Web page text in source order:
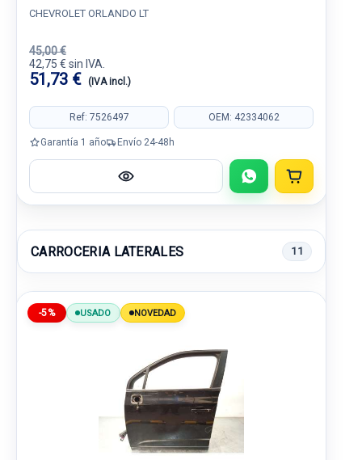
CHEVROLET ORLANDO LT
45,00 €
42,75 € sin IVA.
51,73 € (IVA incl.)
Ref: 7526497 OEM: 42334062
Garantía 1 año Envío 24-48h
CARROCERIA LATERALES 11
-5% USADO NOVEDAD